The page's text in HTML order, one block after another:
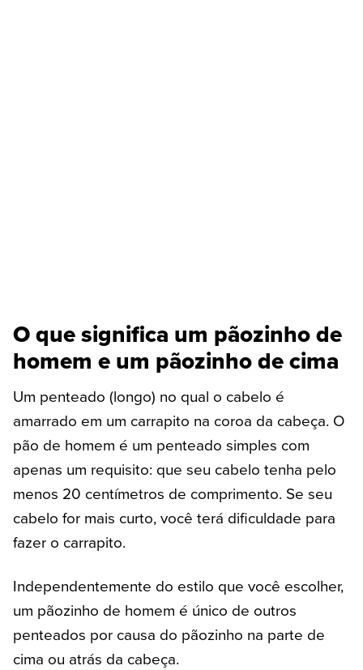
O que significa um pãozinho de
homem e um pãozinho de cima
Um penteado (longo) no qual o cabelo é
amarrado em um carrapito na coroa da cabeça. O
pão de homem é um penteado simples com
apenas um requisito: que seu cabelo tenha pelo
menos 20 centímetros de comprimento. Se seu
cabelo for mais curto, você terá dificuldade para
fazer o carrapito.
Independentemente do estilo que você escolher,
um pãozinho de homem é único de outros
penteados por causa do pãozinho na parte de
cima ou atrás da cabeça.